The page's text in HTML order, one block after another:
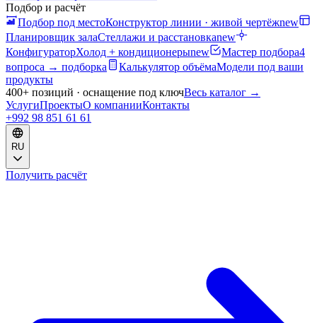
Подбор и расчёт
Подбор под местоКонструктор линии · живой чертёжnew
Планировщик залаСтеллажи и расстановкаnew
КонфигураторХолод + кондиционерыnew Мастер подбора4
вопроса → подборка
Калькулятор объёмаМодели под ваши
продукты
400+ позиций · оснащение под ключВесь каталог →
УслугиПроектыО компанииКонтакты
+992 98 851 61 61
RU
Получить расчёт